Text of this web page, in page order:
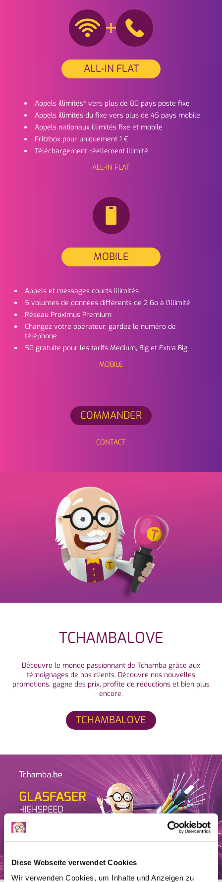
Diese Webseite verwendet Cookies
Wir verwenden Cookies, um Inhalte und Anzeigen zu
ALL-IN FLAT
Appels illimités* vers plus de 80 pays poste fixe
Appels illimités du fixe vers plus de 45 pays mobile
Appels nationaux illimités fixe et mobile
Fritzbox pour uniquement 1 €
Téléchargement réellement illimité
ALL-IN FLAT
MOBILE
Appels et messages courts illimités
5 volumes de données différents de 2 Go à l'illimité
Réseau Proximus Premium
Changez votre opérateur, gardez le numéro de
téléphone
5G gratuite pour les tarifs Medium, Big et Extra Big
MOBILE
COMMANDER
CONTACT
TCHAMBALOVE
Découvre le monde passionnant de Tchamba grâce aux
témoignages de nos clients. Découvre nos nouvelles
promotions, gagne des prix, profite de réductions et bien plus
encore.
TCHAMBALOVE